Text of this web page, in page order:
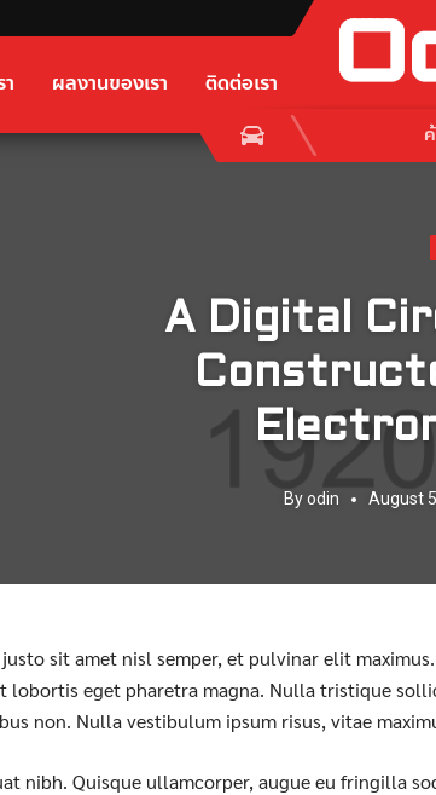
า ผลงานของเรา ติดต่อเรา
A Digital
Byodin August
sit amet nisl semper, et pulvinar elit
lobortis eget pharetra magna. Nulla tristique
non. Nulla vestibulum ipsum risus, vitae
nibh. Quisque ullamcorper, augue eu fringilla